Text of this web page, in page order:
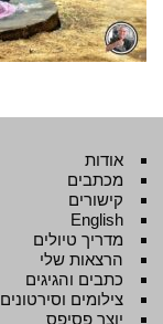
אודות
מכתבים
קישורים
English
מדריך טיולים
הרצאות שלי
כתבים והגיגים
צילומים וסירטונים
יוצר פסיפס